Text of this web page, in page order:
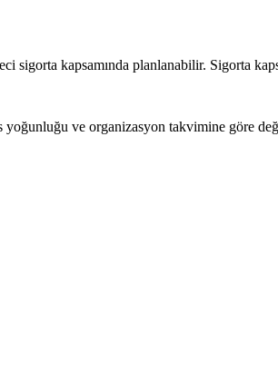
sigorta kapsamında planlanabilir. Sigorta
yoğunluğu ve organizasyon takvimine göre